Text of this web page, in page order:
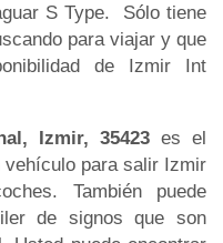
S Type. Sólo tiene
para viajar y que
de Izmir Int
Izmir, 35423 es el
vehículo para salir Izmir
También puede
de signos que son